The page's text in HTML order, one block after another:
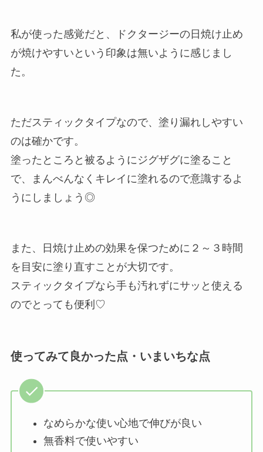
私が使った感覚だと、ドクタージーの日焼け止め
が焼けやすいという印象は無いように感じまし
た。
ただスティックタイプなので、塗り漏れしやすい
のは確かです。
塗ったところと被るようにジグザグに塗ること
で、まんべんなくキレイに塗れるので意識するよ
うにしましょう◎
また、日焼け止めの効果を保つために２～３時間
を目安に塗り直すことが大切です。
スティックタイプなら手も汚れずにサッと使える
のでとっても便利♡
使ってみて良かった点・いまいちな点
なめらかな使い心地で伸びが良い
無香料で使いやすい